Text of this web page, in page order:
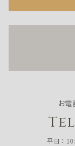
お
平日：